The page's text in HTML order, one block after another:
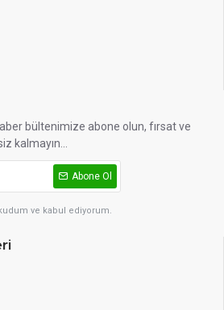
bültenimize abone olun, fırsat ve
kalmayın...
Abone Ol
ve kabul ediyorum.